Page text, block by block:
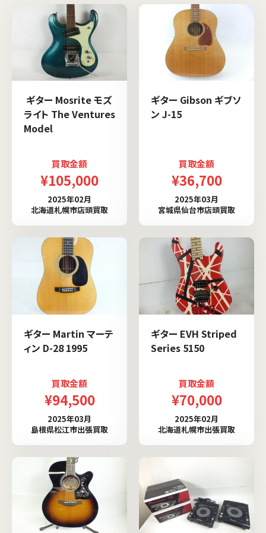
ギター Mosrite モズ
ライト The Ventures
Model
買取金額
¥105,000
2025年02月
北海道札幌市店頭買取
ギター Gibson ギブソ
ン J-15
買取金額
¥36,700
2025年03月
宮城県仙台市店頭買取
ギター Martin マーテ
ィン D-28 1995
買取金額
¥94,500
2025年03月
島根県松江市出張買取
ギター EVH Striped
Series 5150
買取金額
¥70,000
2025年02月
北海道札幌市出張買取